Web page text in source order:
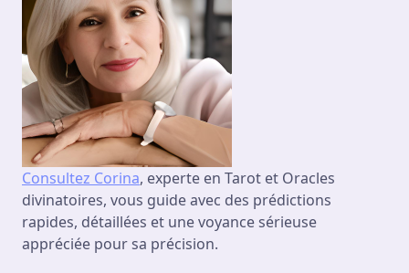
Consultez Corina, experte en Tarot et Oracles
divinatoires, vous guide avec des prédictions
rapides, détaillées et une voyance sérieuse
appréciée pour sa précision.